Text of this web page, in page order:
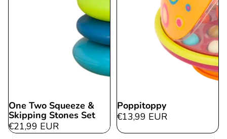
One Two Squeeze &
Skipping Stones Set
€21,99 EUR
Poppitoppy
€13,99 EUR